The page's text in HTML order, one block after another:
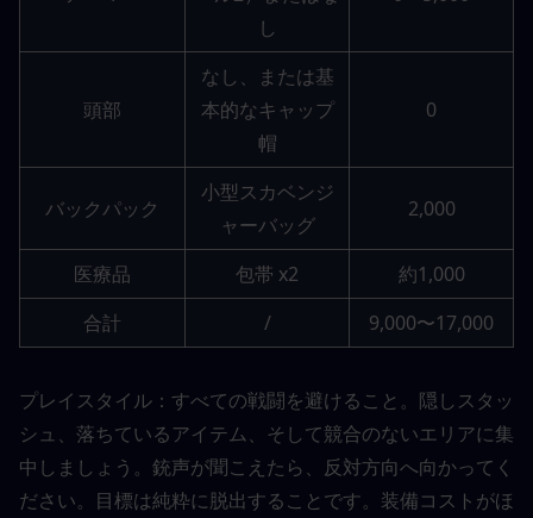
し
頭部
なし、または基
本的なキャップ
帽
0
バックパック
小型スカベンジ
ャーバッグ
2,000
医療品 包帯 x2
約1,000
合計
/ 9,000〜17,000
プレイスタイル：すべての戦闘を避けること。隠しスタッ
シュ、落ちているアイテム、そして競合のないエリアに集
中しましょう。銃声が聞こえたら、反対方向へ向かってく
ださい。目標は純粋に脱出することです。装備コストがほ